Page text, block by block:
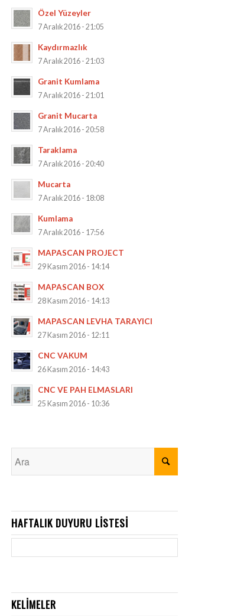
Özel Yüzeyler
7 Aralık 2016 - 21:05
Kaydırmazlık
7 Aralık 2016 - 21:03
Granit Kumlama
7 Aralık 2016 - 21:01
Granit Mucarta
7 Aralık 2016 - 20:58
Taraklama
7 Aralık 2016 - 20:40
Mucarta
7 Aralık 2016 - 18:08
Kumlama
7 Aralık 2016 - 17:56
MAPASCAN PROJECT
29 Kasım 2016 - 14:14
MAPASCAN BOX
28 Kasım 2016 - 14:13
MAPASCAN LEVHA TARAYICI
27 Kasım 2016 - 12:11
CNC VAKUM
26 Kasım 2016 - 14:43
CNC VE PAH ELMASLARI
25 Kasım 2016 - 10:36
HAFTALIK DUYURU LISTESI
KELIMELER